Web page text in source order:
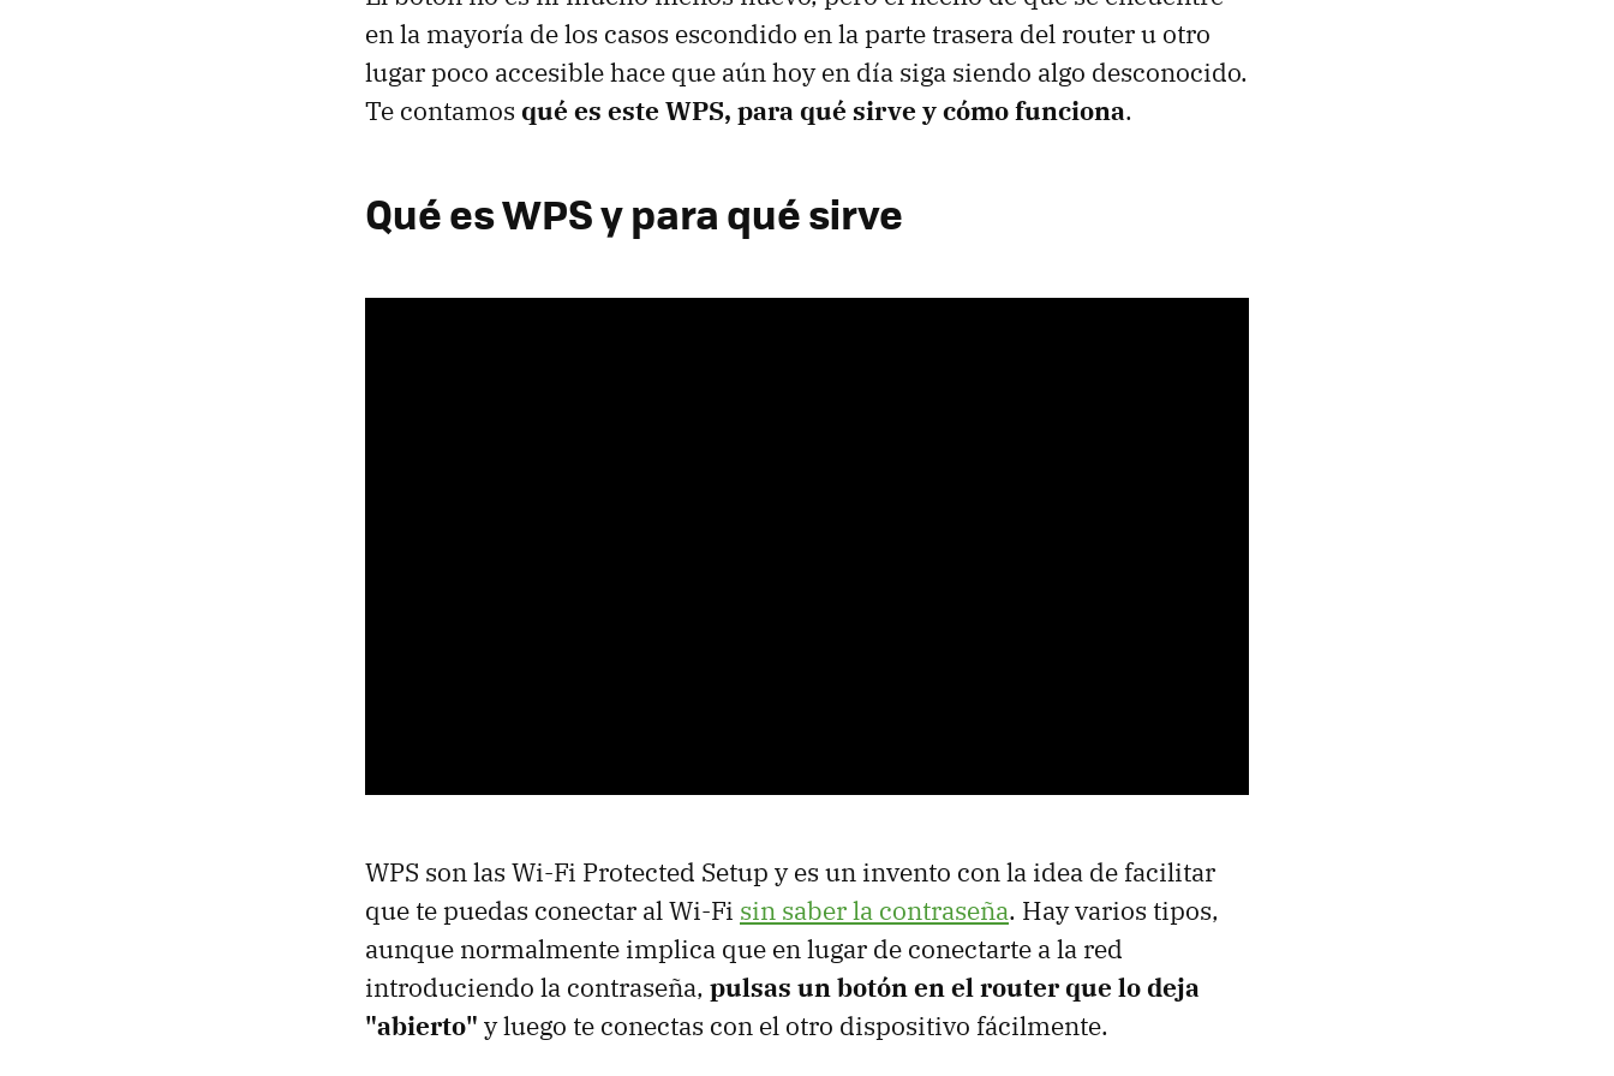
en la mayoría de los casos escondido en la parte trasera del router u otro
lugar poco accesible hace que aún hoy en día siga siendo algo desconocido.
Te contamos qué es este WPS, para qué sirve y cómo funciona.
Qué es WPS y para qué sirve
WPS son las Wi-Fi Protected Setup y es un invento con la idea de facilitar
que te puedas conectar al Wi-Fi sin saber la contraseña. Hay varios tipos,
aunque normalmente implica que en lugar de conectarte a la red
introduciendo la contraseña, pulsas un botón en el router que lo deja
"abierto" y luego te conectas con el otro dispositivo fácilmente.